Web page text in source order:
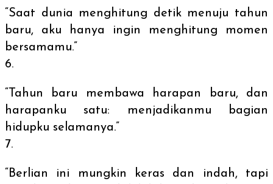
“Saat dunia menghitung detik menuju tahun
baru, aku hanya ingin menghitung momen
bersamamu.”
“Tahun baru membawa harapan baru, dan
harapanku satu: menjadikanmu bagian
hidupku selamanya.”
“Berlian ini mungkin keras dan indah, tapi